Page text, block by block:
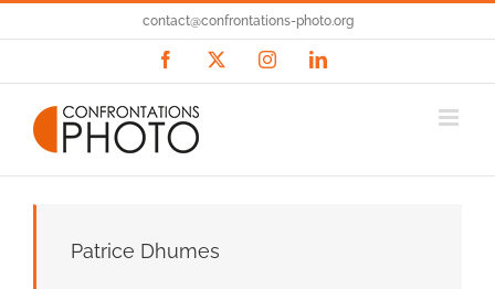
contact@confrontations-photo.org
Facebook InstagramLinkedIn
Patrice Dhumes